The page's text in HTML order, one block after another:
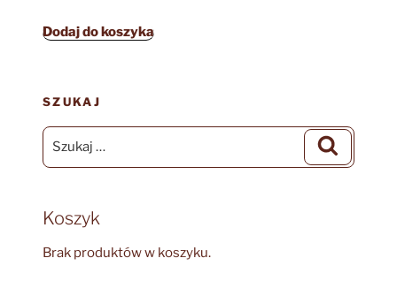
Dodaj do koszyka
SZUKAJ
Szukaj:
Koszyk
Brak produktów w koszyku.